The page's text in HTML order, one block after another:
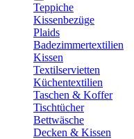
Teppiche
Kissenbezüge
Plaids
Badezimmertextilien
Kissen
Textilservietten
Küchentextilien
Taschen & Koffer
Tischtücher
Bettwäsche
Decken & Kissen